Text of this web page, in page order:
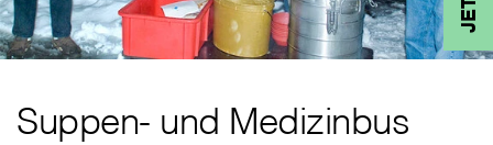
Suppen- und Medizinbus